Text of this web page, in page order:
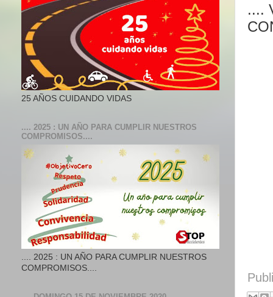
....
25 AÑOS CUIDANDO VIDAS
.... 2025 : UN AÑO PARA CUMPLIR NUESTROS
COMPROMISOS....
.... 2025 : UN AÑO PARA CUMPLIR NUESTROS
COMPROMISOS....